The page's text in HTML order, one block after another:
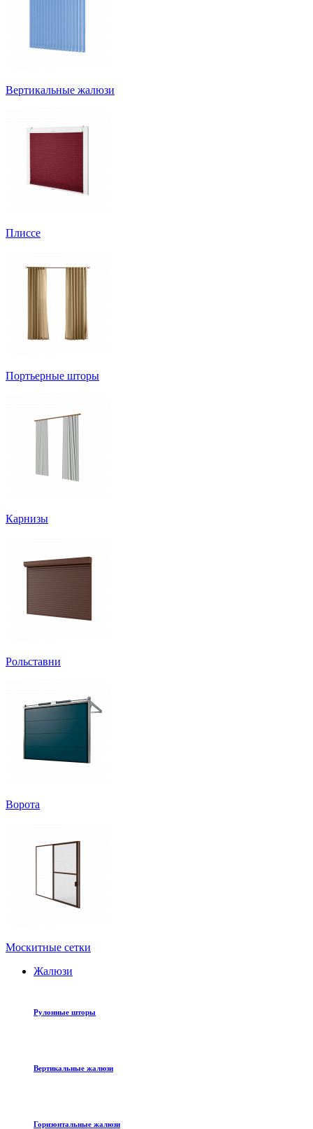
Вертикальные жалюзи
Плиссе
Портьерные шторы
Карнизы
Рольставни
Ворота
Москитные сетки
Жалюзи
Рулонные шторы
Вертикальные жалюзи
Горизонтальные жалюзи